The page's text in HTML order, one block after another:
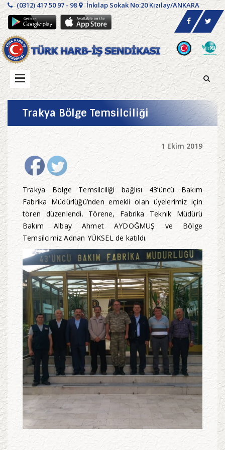
(0312) 417 50 97 - 98 İnkılap Sokak No:20 Kızılay/ANKARA
Trakya Bölge Temsilciliği
1 Ekim 2019
Trakya Bölge Temsilciliği bağlısı 43’üncü Bakım
Fabrika Müdürlüğü’nden emekli olan üyelerimiz için
tören düzenlendi. Törene, Fabrika Teknik Müdürü
Bakım Albay Ahmet AYDOĞMUŞ ve Bölge
Temsilcimiz Adnan YÜKSEL de katıldı.